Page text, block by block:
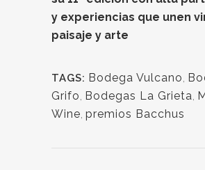
y experiencias que unen
paisaje y arte
TAGS: Bodega Vulcano,
Grifo, Bodegas La Grieta,
Wine, premios Bacchus